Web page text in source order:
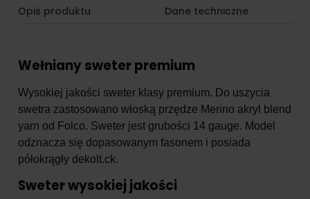
Opis produktu Dane techniczne
Wełniany sweter premium
Wysokiej jakości sweter klasy premium. Do uszycia
swetra zastosowano włoską przędze Merino akryl blend
yarn od Folco. Sweter jest grubości 14 gauge. Model
odznacza się dopasowanym fasonem i posiada
półokrągły dekolt.ck.
Sweter wysokiej jakości